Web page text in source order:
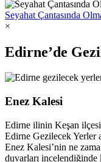
Seyahat Çantasında
×
Edirne’de
Enez Kalesi
Edirne ilinin Keşan
Edirne Gezilecek Yerler
Enez Kalesi’nin ne
duvarları